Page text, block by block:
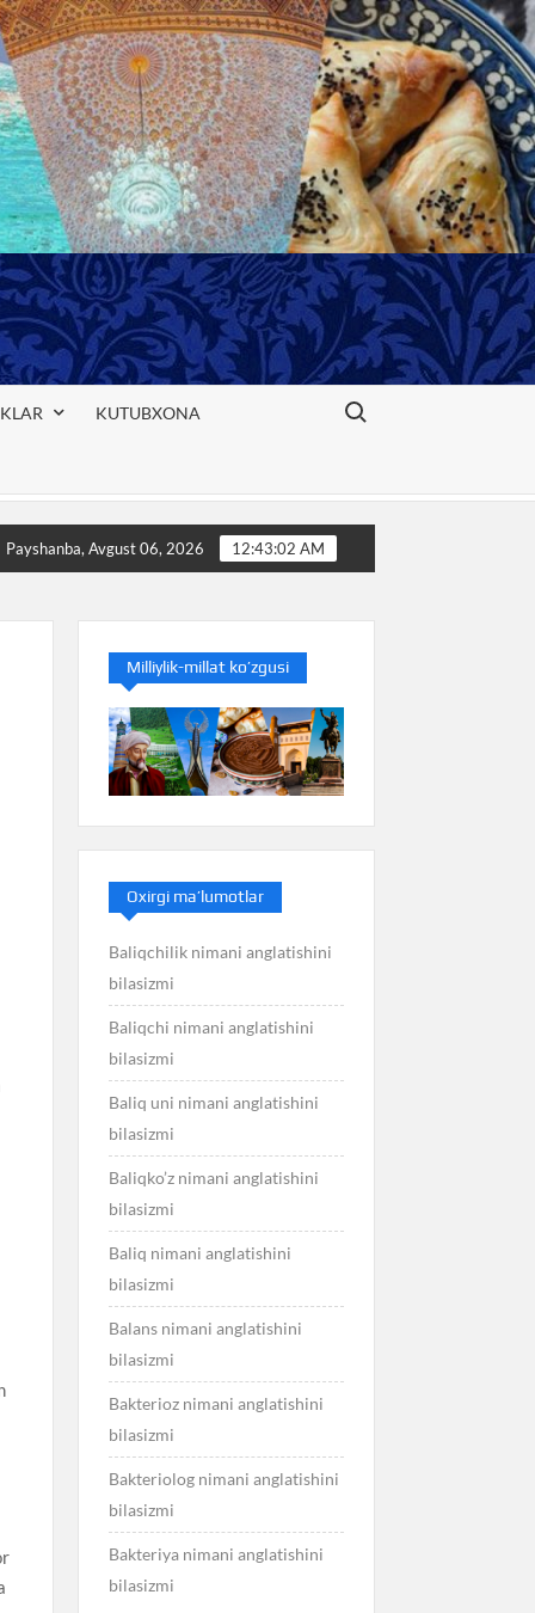
KUTUBXONA
Search for:
Baliq nimani anglatishini bilasizmi
Payshanba, Avgust 06, 2026 12:43:03 AM
Milliylik-millat ko’zgusi
Oxirgi ma’lumotlar
Baliqchilik nimani anglatishini
bilasizmi
Baliqchi nimani anglatishini
bilasizmi
Baliq uni nimani anglatishini
bilasizmi
Baliqko’z nimani anglatishini
bilasizmi
Baliq nimani anglatishini
bilasizmi
Balans nimani anglatishini
bilasizmi
Bakterioz nimani anglatishini
bilasizmi
Bakteriolog nimani anglatishini
bilasizmi
Bakteriya nimani anglatishini
bilasizmi